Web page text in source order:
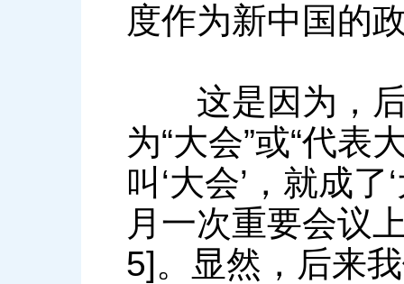
度作为新中国的
这是因为，后
为“大会”或“代表
叫‘大会’，就成
月一次重要会议
5]。显然，后来